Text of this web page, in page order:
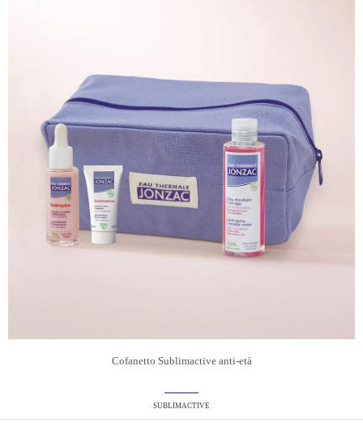
Cofanetto Sublimactive anti-età
SUBLIMACTIVE